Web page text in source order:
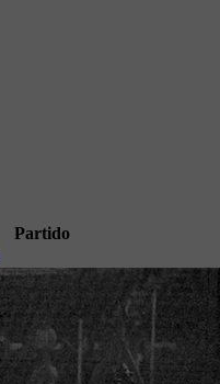
Partido